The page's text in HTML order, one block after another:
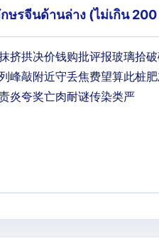
ษรจีนด้านล่าง (ไม่เกิน